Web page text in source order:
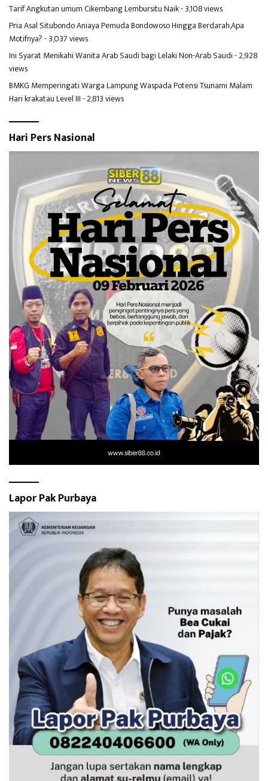
Tarif Angkutan umum Cikembang Lembursitu Naik- 3,108 views
Pria Asal Situbondo Aniaya Pemuda Bondowoso Hingga Berdarah,Apa
Motifnya?- 3,037 views
Ini Syarat Menikahi Wanita Arab Saudi bagi Lelaki Non-Arab Saudi- 2,928
views
BMKG Memperingati Warga Lampung Waspada Potensi Tsunami Malam
Hari krakatau Level III- 2,813 views
Hari Pers Nasional
Lapor Pak Purbaya